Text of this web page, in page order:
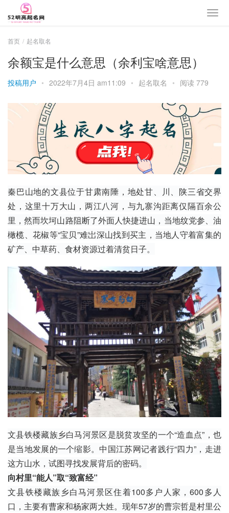
首页 起名取名
余额宝是什么意思（余利宝啥意思）
投稿用户 • 2022年7月4日 am11:09 • 起名取名 • 阅读 779
秦巴山地的文县位于甘肃南陲，地处甘、川、陕三省交界
处，这里十万大山，两江八河，与九寨沟距离仅隔百余公
里，然而坎坷山路阻断了外面人快捷进山，当地纹党参、 油
橄榄、花椒等“宝贝”难岀深山找到买主，当地人守着富集的
矿产、中草药、食材资源过着清贫日子。
文县铁楼藏族乡白马河景区是脱贫攻坚的一个“造血点”，也
是当地发展的一个缩影。中国江苏网记者践行“四力”，走进
这方山水，试图寻找发展背后的密码。
向村里“能人”取“致富经”
文县铁楼藏族乡白马河景区住着100多户人家，600多人
口，主要有曹家和杨家两大姓。现年57岁的曹宗哲是村里公